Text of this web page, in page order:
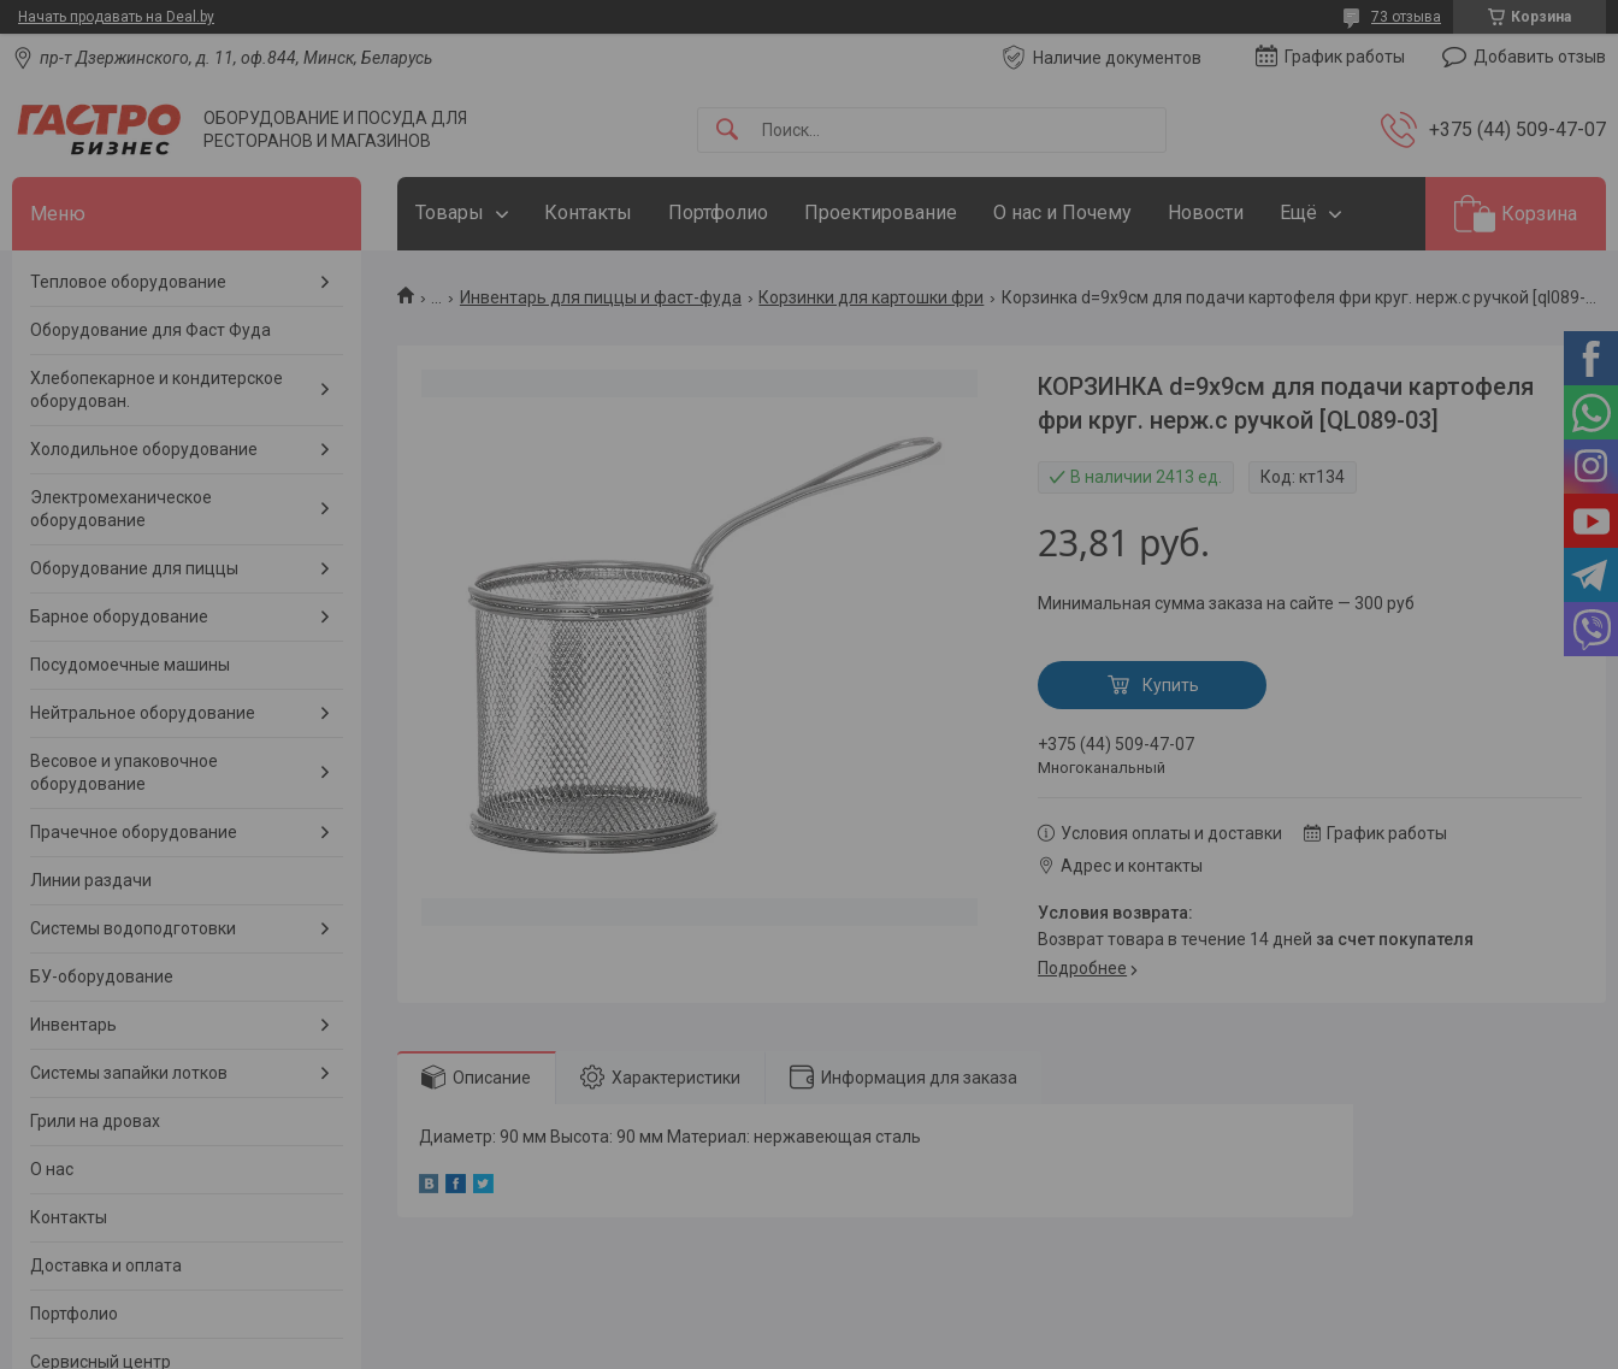
Начать продавать на Deal.by Корзина
73 отзыва
пр-т Дзержинского, д. 11, оф.844, Минск, Беларусь Наличие документов График работы Добавить отзыв
ОБОРУДОВАНИЕ И ПОСУДА ДЛЯ
РЕСТОРАНОВ И МАГАЗИНОВ
+375 (44) 509-47-07
Товары Контакты Портфолио Проектирование О нас и Почему Новости Ещё Корзина
... Инвентарь для пиццы и фаст-фуда Корзинки для картошки фри Корзинка d=9х9см для подачи картофеля фри круг. нерж.с ручкой [ql089-03]
КОРЗИНКА d=9х9см для подачи картофеля
фри круг. нерж.с ручкой [QL089-03]
В наличии 2413 ед. Код: кт134
23,81 руб.
Минимальная сумма заказа на сайте — 300 руб
Купить
+375 (44) 509-47-07
Многоканальный
Условия оплаты и доставки
График работы
Адрес и контакты
возврат товара в течение 14 дней за счет покупателя
Подробнее
Описание Характеристики Информация для заказа
Диаметр: 90 мм Высота: 90 мм Материал: нержавеющая сталь
Тепловое оборудование
Оборудование для Фаст Фуда
Хлебопекарное и кондитерское
оборудован.
Холодильное оборудование
Электромеханическое
оборудование
Оборудование для пиццы
Барное оборудование
Посудомоечные машины
Нейтральное оборудование
Весовое и упаковочное
оборудование
Прачечное оборудование
Линии раздачи
Системы водоподготовки
БУ-оборудование
Инвентарь
Системы запайки лотков
Грили на дровах
О нас
Контакты
Доставка и оплата
Портфолио
Сервисный центр